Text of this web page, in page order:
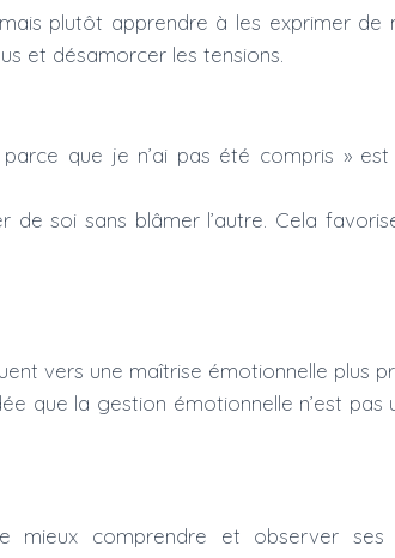
plutôt apprendre à les exprimer de
et désamorcer les tensions.
que je n’ai pas été compris »
soi sans blâmer l’autre. Cela
vers une maîtrise émotionnelle plus
que la gestion émotionnelle n’est pas
mieux comprendre et observer